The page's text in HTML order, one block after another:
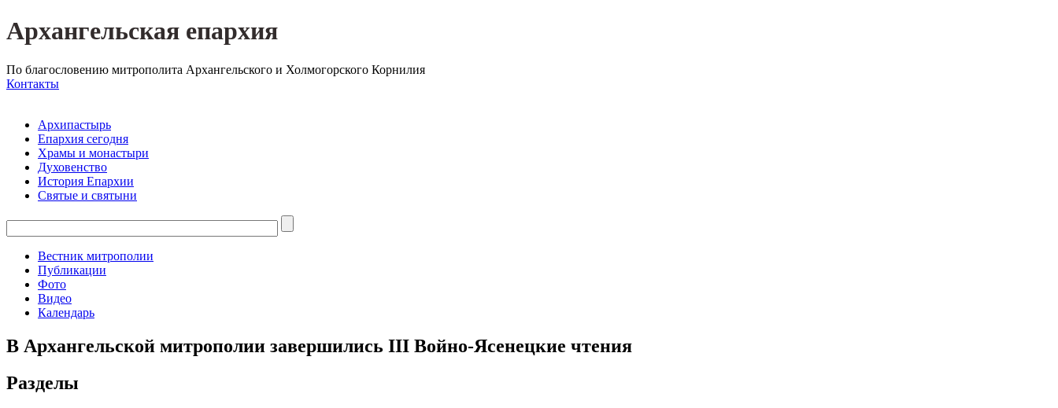
Архангельская епархия
По благословению митрополита Архангельского и Холмогорского Корнилия
Контакты
Архипастырь
Епархия сегодня
Храмы и монастыри
Духовенство
История Епархии
Святые и святыни
Вестник митрополии
Публикации
Фото
Видео
Календарь
В Архангельской митрополии завершились III Войно-Ясенецкие чтения
Разделы